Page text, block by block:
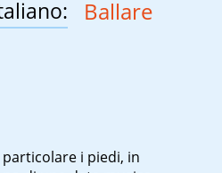
Ballare
i piedi, in